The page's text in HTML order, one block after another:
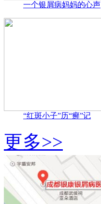
一个银屑病妈妈的心声
“红斑小子”历“癣”记
更多>>